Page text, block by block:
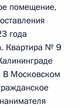
помещение,
года
Квартира № 9
В Московском